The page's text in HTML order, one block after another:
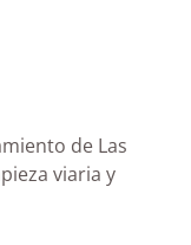
de Las
viaria y